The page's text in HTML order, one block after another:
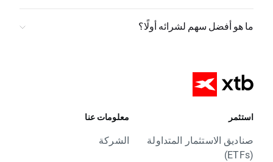
ما هو أفضل سهم لشرائه أولًا؟
استثمر
صناديق الاستثمار المتداولة
(ETFs)
معلومات عنا
الشركة